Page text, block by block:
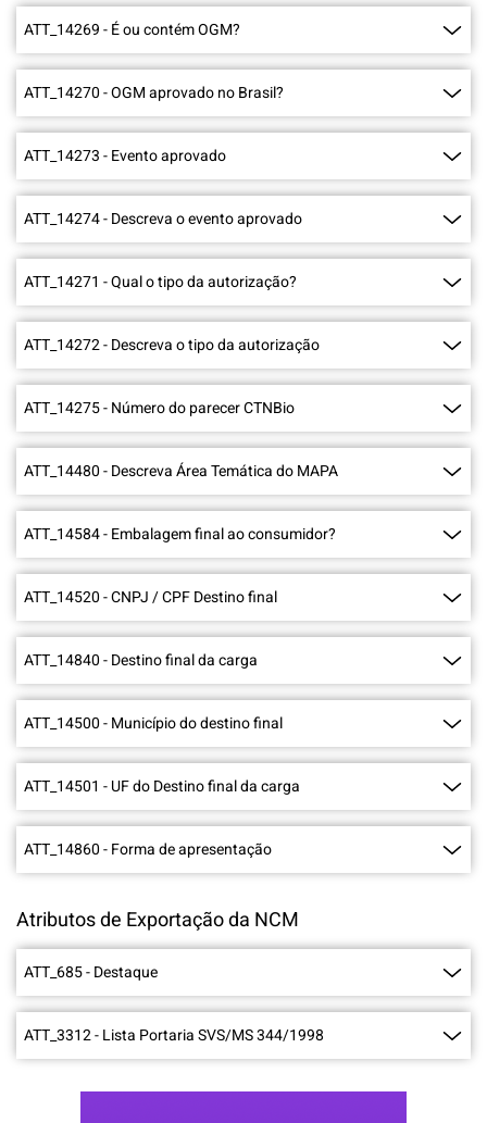
ATT_14269 - É ou contém OGM?
ATT_14270 -OGM aprovado no Brasil?
ATT_14273 - Evento aprovado
ATT_14274- Descreva o evento aprovado
ATT_14271 -Qual o tipo da autorização?
ATT_14272- Descreva o tipo da autorização
ATT_14275- Número do parecer CTNBio
ATT_14480 - Descreva Área Temática do MAPA
ATT_14584- Embalagem final ao consumidor?
ATT_14520 -CNPJ / CPF Destino final
ATT_14840 - Destino final da carga
ATT_14500 - Município do destino final
ATT_14501 - UF do Destino final da carga
ATT_14860 - Forma de apresentação
Atributos de Exportação da NCM
ATT_685- Destaque
ATT_3312- Lista Portaria SVS/MS 344/1998